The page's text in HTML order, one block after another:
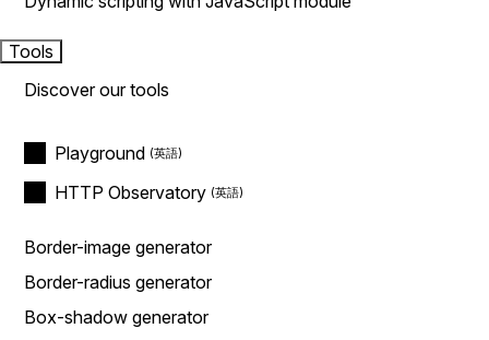
Tools
Discover our tools
Playground
HTTP Observatory
Border-image generator
Border-radius generator
Box-shadow generator